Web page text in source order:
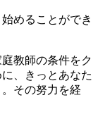
めることができ
教師の条件をク
、きっとあなた
その努力を経